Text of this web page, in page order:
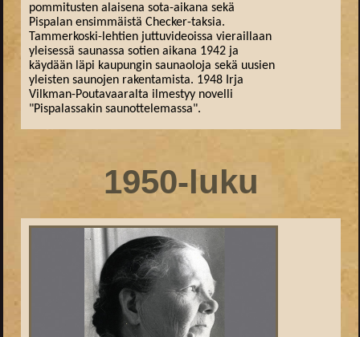
pommitusten alaisena sota-aikana sekä
Pispalan ensimmäistä Checker-taksia.
Tammerkoski-lehtien juttuvideoissa vieraillaan
yleisessä saunassa sotien aikana 1942 ja
käydään läpi kaupungin saunaoloja sekä uusien
yleisten saunojen rakentamista. 1948 Irja
Vilkman-Poutavaaralta ilmestyy novelli
"Pispalassakin saunottelemassa".
1950-luku